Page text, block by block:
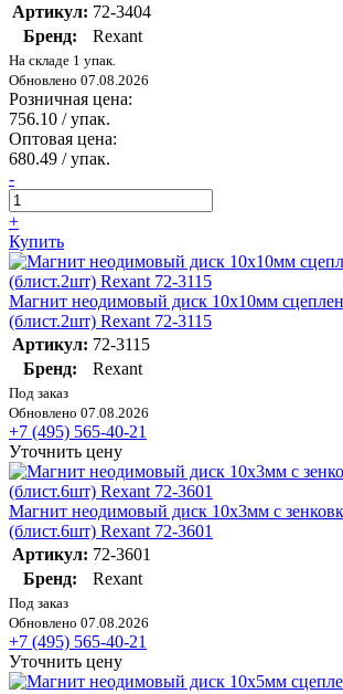
Артикул: 72-3404
Бренд:
Rexant
На складе 1 упак.
Обновлено 07.08.2026
Розничная цена:
756.10 / упак.
Оптовая цена:
680.49 / упак.
-
+
Купить
Магнит неодимовый диск 10х10мм
(блист.2шт) Rexant 72-3115
Артикул: 72-3115
Бренд:
Rexant
Под заказ
Обновлено 07.08.2026
+7 (495) 565-40-21
Уточнить цену
Магнит неодимовый диск 10х3мм с
(блист.6шт) Rexant 72-3601
Артикул: 72-3601
Бренд:
Rexant
Под заказ
Обновлено 07.08.2026
+7 (495) 565-40-21
Уточнить цену